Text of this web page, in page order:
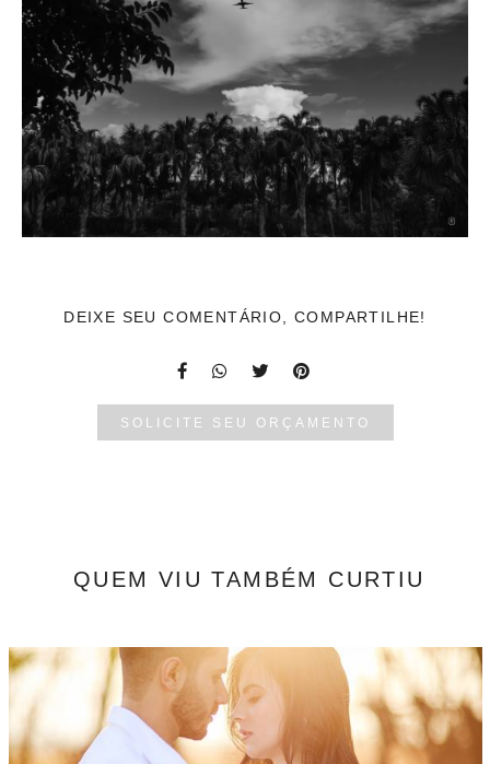
DEIXE SEU COMENTÁRIO, COMPARTILHE!
SOLICITE SEU ORÇAMENTO
QUEM VIU TAMBÉM CURTIU